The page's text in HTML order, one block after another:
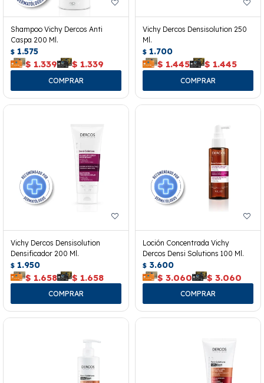
Shampoo Vichy Dercos Anti
Caspa 200 Ml.
$ 1.575
$ 1.339 $ 1.339
Vichy Dercos Densisolution 250
Ml.
$ 1.700
$ 1.445 $ 1.445
Vichy Dercos Densisolution
Densificador 200 Ml.
$ 1.950
$ 1.658 $ 1.658
Loción Concentrada Vichy
Dercos Densi Solutions 100 Ml.
$ 3.600
$ 3.060 $ 3.060